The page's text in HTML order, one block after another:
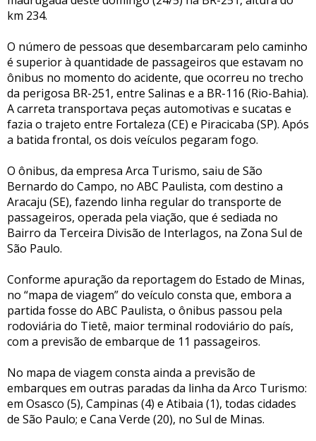
km 234.
O número de pessoas que desembarcaram pelo caminho
é superior à quantidade de passageiros que estavam no
ônibus no momento do acidente, que ocorreu no trecho
da perigosa BR-251, entre Salinas e a BR-116 (Rio-Bahia).
A carreta transportava peças automotivas e sucatas e
fazia o trajeto entre Fortaleza (CE) e Piracicaba (SP). Após
a batida frontal, os dois veículos pegaram fogo.
O ônibus, da empresa Arca Turismo, saiu de São
Bernardo do Campo, no ABC Paulista, com destino a
Aracaju (SE), fazendo linha regular do transporte de
passageiros, operada pela viação, que é sediada no
Bairro da Terceira Divisão de Interlagos, na Zona Sul de
São Paulo.
Conforme apuração da reportagem do Estado de Minas,
no “mapa de viagem” do veículo consta que, embora a
partida fosse do ABC Paulista, o ônibus passou pela
rodoviária do Tietê, maior terminal rodoviário do país,
com a previsão de embarque de 11 passageiros.
No mapa de viagem consta ainda a previsão de
embarques em outras paradas da linha da Arco Turismo:
em Osasco (5), Campinas (4) e Atibaia (1), todas cidades
de São Paulo; e Cana Verde (20), no Sul de Minas.